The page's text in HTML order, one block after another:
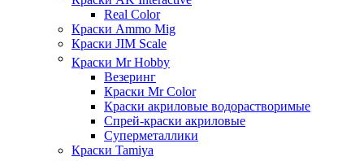
Real Color
Краски Ammo Mig
Краски JIM Scale
Краски Mr Hobby
Везеринг
Краски Mr Color
Краски акриловые водорастворимые
Спрей-краски акриловые
Суперметаллики
Краски Tamiya